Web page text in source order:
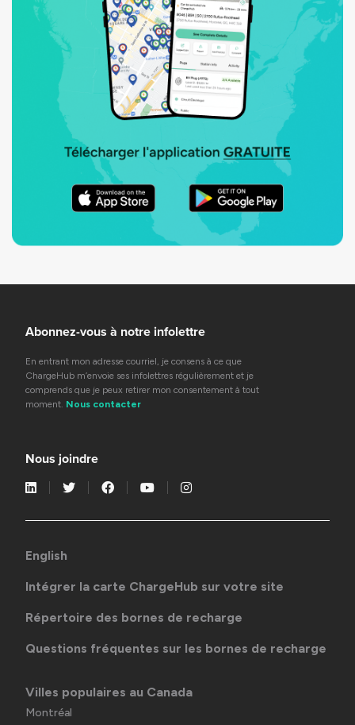
Abonnez-vous à notre infolettre
En entrant mon adresse courriel, je consens à ce que
ChargeHub m’envoie ses infolettres régulièrement et je
comprends que je peux retirer mon consentement à tout
moment. Nous contacter
Nous joindre
English
Intégrer la carte ChargeHub sur votre site
Répertoire des bornes de recharge
Questions fréquentes sur les bornes de recharge
Villes populaires au Canada
Montréal